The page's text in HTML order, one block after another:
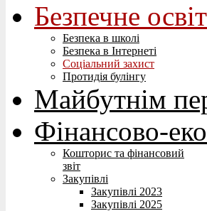
Безпечне
Безпека в школі
Безпека в Інтернеті
Соціальний захист
Протидія булінгу
Майбутнім
Фінансово-
Кошторис та фінансовий
звіт
Закупівлі
Закупівлі 2023
Закупівлі 2025